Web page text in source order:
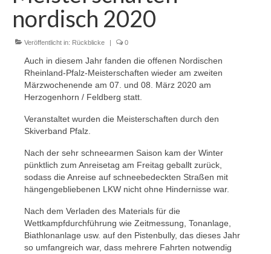
Termine
Training
Aktuelles
Rückblicke
nordisch 2020
Veröffentlicht in: Rückblicke | 0
Auch in diesem Jahr fanden die offenen Nordischen
Rheinland-Pfalz-Meisterschaften wieder am zweiten
Märzwochenende am 07. und 08. März 2020 am
Herzogenhorn / Feldberg statt.
Veranstaltet wurden die Meisterschaften durch den
Skiverband Pfalz.
Nach der sehr schneearmen Saison kam der Winter
pünktlich zum Anreisetag am Freitag geballt zurück,
sodass die Anreise auf schneebedeckten Straßen mit
hängengebliebenen LKW nicht ohne Hindernisse war.
Nach dem Verladen des Materials für die
Wettkampfdurchführung wie Zeitmessung, Tonanlage,
Biathlonanlage usw. auf den Pistenbully, das dieses Jahr
so umfangreich war, dass mehrere Fahrten notwendig